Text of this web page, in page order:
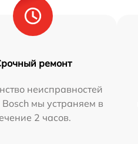
ремонт
неисправностей
Bosch мы устраняем в
2 часов.